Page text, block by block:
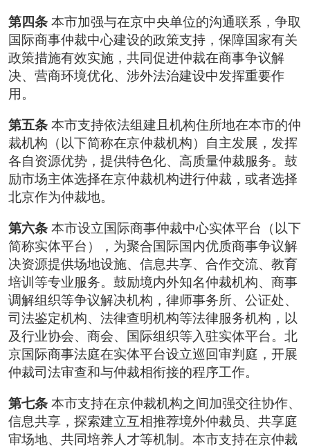
第四条本市加强与在京中央单位的沟通联系，争取
国际商事仲裁中心建设的政策支持，保障国家有关
政策措施有效实施，共同促进仲裁在商事争议解
决、营商环境优化、涉外法治建设中发挥重要作
用。
第五条本市支持依法组建且机构住所地在本市的仲
裁机构（以下简称在京仲裁机构）自主发展，发挥
各自资源优势，提供特色化、高质量仲裁服务。鼓
励市场主体选择在京仲裁机构进行仲裁，或者选择
北京作为仲裁地。
第六条本市设立国际商事仲裁中心实体平台（以下
简称实体平台），为聚合国际国内优质商事争议解
决资源提供场地设施、信息共享、合作交流、教育
培训等专业服务。鼓励境内外知名仲裁机构、商事
调解组织等争议解决机构，律师事务所、公证处、
司法鉴定机构、法律查明机构等法律服务机构，以
及行业协会、商会、国际组织等入驻实体平台。北
京国际商事法庭在实体平台设立巡回审判庭，开展
仲裁司法审查和与仲裁相衔接的程序工作。
第七条 本市支持在京仲裁机构之间加强交往协作、
信息共享，探索建立互相推荐境外仲裁员、共享庭
审场地、共同培养人才等机制。本市支持在京仲裁